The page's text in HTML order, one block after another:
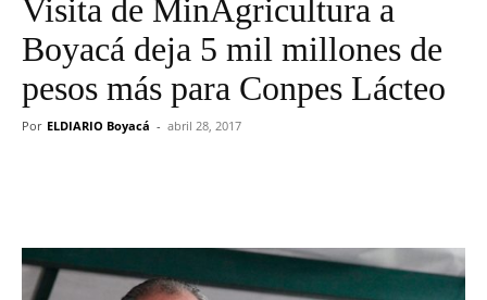
Visita de MinAgricultura a
Boyacá deja 5 mil millones de
pesos más para Conpes Lácteo
Por ELDIARIO Boyacá - abril 28, 2017